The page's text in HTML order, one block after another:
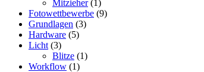
Mitzieher(1)
Fotowettbewerbe (9)
Grundlagen (3)
Hardware (5)
Licht (3)
Blitze (1)
Workflow (1)